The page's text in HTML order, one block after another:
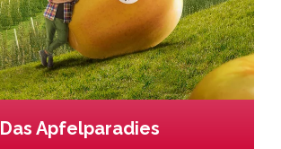
Das Apfelparadies